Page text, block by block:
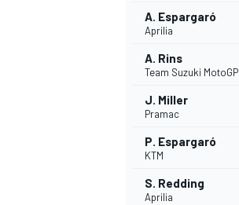
A. Espargaró
Aprilia
A. Rins
Team Suzuki MotoGP
J. Miller
Pramac
P. Espargaró
KTM
S. Redding
Aprilia